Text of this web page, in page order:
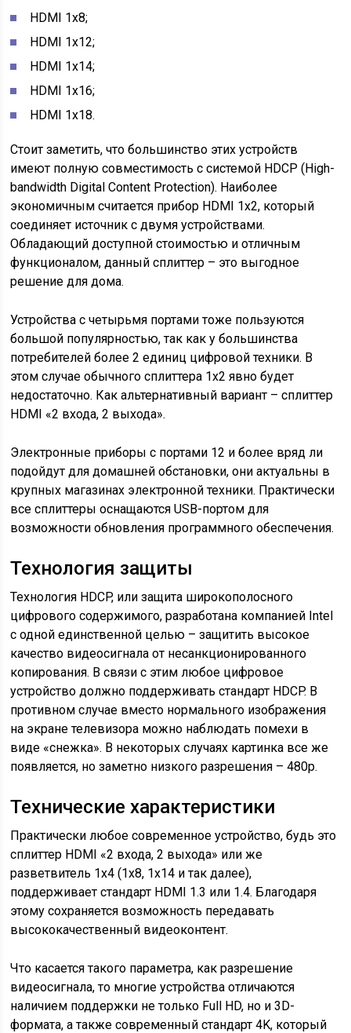
HDMI 1х8;
HDMI 1х12;
HDMI 1х14;
HDMI 1х16;
HDMI 1х18.
Стоит заметить, что большинство этих устройств
имеют полную совместимость с системой HDCP (High-
bandwidth Digital Content Protection). Наиболее
экономичным считается прибор HDMI 1х2, который
соединяет источник с двумя устройствами.
Обладающий доступной стоимостью и отличным
функционалом, данный сплиттер – это выгодное
решение для дома.
Устройства с четырьмя портами тоже пользуются
большой популярностью, так как у большинства
потребителей более 2 единиц цифровой техники. В
этом случае обычного сплиттера 1х2 явно будет
недостаточно. Как альтернативный вариант – сплиттер
HDMI «2 входа, 2 выхода».
Электронные приборы с портами 12 и более вряд ли
подойдут для домашней обстановки, они актуальны в
крупных магазинах электронной техники. Практически
все сплиттеры оснащаются USB-портом для
возможности обновления программного обеспечения.
Технология защиты
Технология HDCP, или защита широкополосного
цифрового содержимого, разработана компанией Intel
с одной единственной целью – защитить высокое
качество видеосигнала от несанкционированного
копирования. В связи с этим любое цифровое
устройство должно поддерживать стандарт HDCP. В
противном случае вместо нормального изображения
на экране телевизора можно наблюдать помехи в
виде «снежка». В некоторых случаях картинка все же
появляется, но заметно низкого разрешения – 480p.
Технические характеристики
Практически любое современное устройство, будь это
сплиттер HDMI «2 входа, 2 выхода» или же
разветвитель 1х4 (1х8, 1х14 и так далее),
поддерживает стандарт HDMI 1.3 или 1.4. Благодаря
этому сохраняется возможность передавать
высококачественный видеоконтент.
Что касается такого параметра, как разрешение
видеосигнала, то многие устройства отличаются
наличием поддержки не только Full HD, но и 3D-
формата, а также современный стандарт 4K, который